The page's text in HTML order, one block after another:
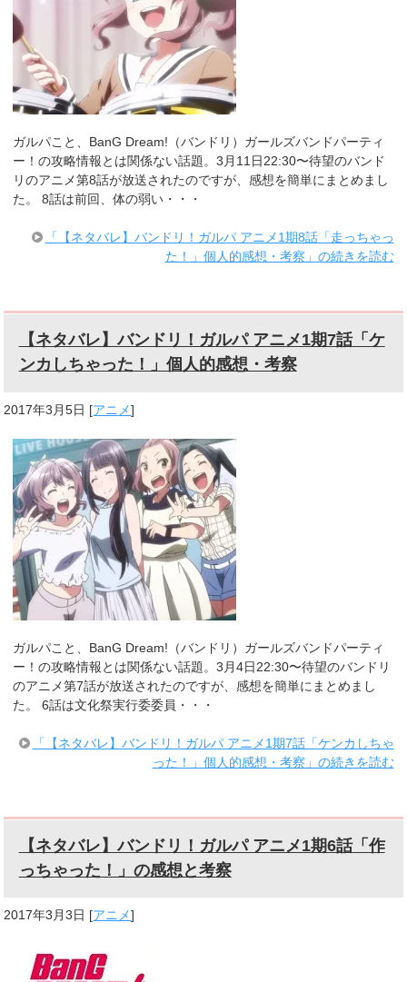
ガルパこと、BanG Dream!（バンドリ）ガールズバンドパーティ
ー！の攻略情報とは関係ない話題。3月11日22:30〜待望のバンド
リのアニメ第8話が放送されたのですが、感想を簡単にまとめまし
た。 8話は前回、体の弱い・・・
「【ネタバレ】バンドリ！ガルパ アニメ1期8話「走っちゃっ
た！」個人的感想・考察」の続きを読む
【ネタバレ】バンドリ！ガルパ アニメ1期7話「ケ
ンカしちゃった！」個人的感想・考察
2017年3月5日 [アニメ]
ガルパこと、BanG Dream!（バンドリ）ガールズバンドパーティ
ー！の攻略情報とは関係ない話題。3月4日22:30〜待望のバンドリ
のアニメ第7話が放送されたのですが、感想を簡単にまとめまし
た。 6話は文化祭実行委委員・・・
「【ネタバレ】バンドリ！ガルパ アニメ1期7話「ケンカしちゃ
った！」個人的感想・考察」の続きを読む
【ネタバレ】バンドリ！ガルパ アニメ1期6話「作
っちゃった！」の感想と考察
2017年3月3日 [アニメ]